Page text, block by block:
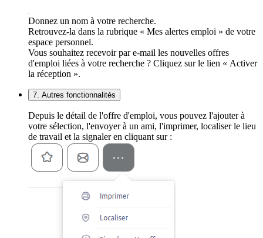
Donnez un nom à votre recherche.
Retrouvez-la dans la rubrique « Mes alertes emploi » de votre
espace personnel.
Vous souhaitez recevoir par e-mail les nouvelles offres
d'emploi liées à votre recherche ? Cliquez sur le lien « Activer
la réception ».
7. Autres fonctionnalités
Depuis le détail de l'offre d'emploi, vous pouvez l'ajouter à
votre sélection, l'envoyer à un ami, l'imprimer, localiser le lieu
de travail et la signaler en cliquant sur :